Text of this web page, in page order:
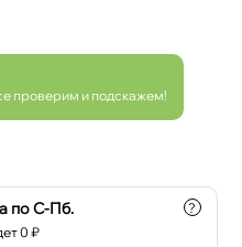
проверим и подскажем!
по С-Пб.
0 ₽
?